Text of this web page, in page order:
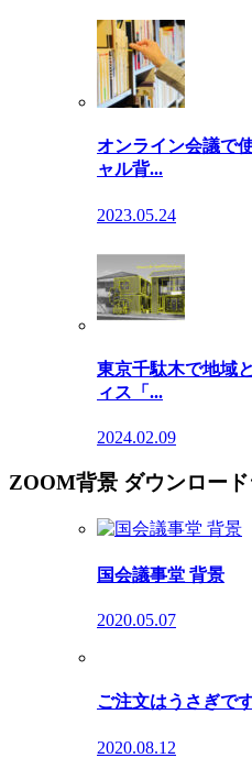
オンライン会議で
ャル背...
2023.05.24
東京千駄木で地域
ィス「...
2024.02.09
ZOOM背景 ダウンロー
国会議事堂 背景
2020.05.07
ご注文はうさぎで
2020.08.12